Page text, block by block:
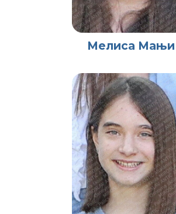
Мелиса Мањи